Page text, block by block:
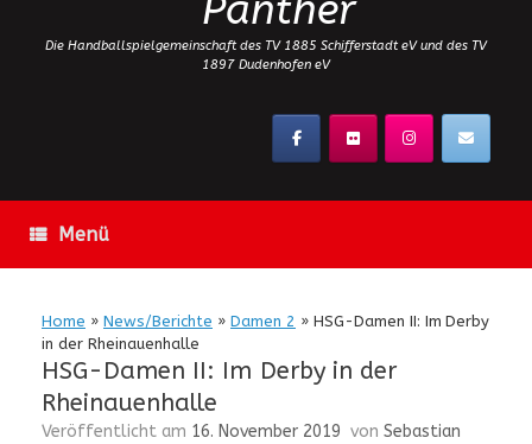
Panther
Die Handballspielgemeinschaft des TV 1885 Schifferstadt eV und des TV
1897 Dudenhofen eV
Menü
Home » News/Berichte » Damen 2 » HSG-Damen II: Im Derby
in der Rheinauenhalle
HSG-Damen II: Im Derby in der
Rheinauenhalle
Veröffentlicht am 16. November 2019 von Sebastian